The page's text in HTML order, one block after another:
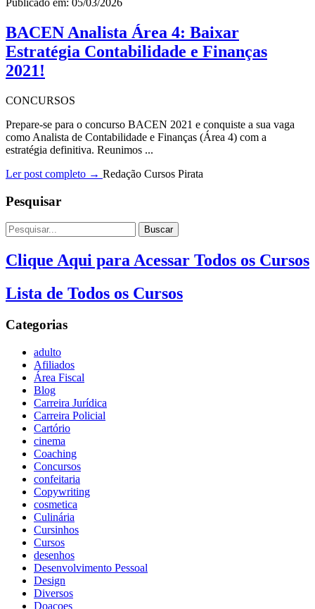
Publicado em: 05/03/2026
BACEN Analista Área 4: Baixar
Estratégia Contabilidade e Finanças
2021!
CONCURSOS
Prepare-se para o concurso BACEN 2021 e conquiste a sua vaga
como Analista de Contabilidade e Finanças (Área 4) com a
estratégia definitiva. Reunimos ...
Ler post completo → Redação Cursos Pirata
Pesquisar
Buscar
Clique Aqui para Acessar Todos os Cursos
Lista de Todos os Cursos
Categorias
adulto
Afiliados
Área Fiscal
Blog
Carreira Jurídica
Carreira Policial
Cartório
cinema
Coaching
Concursos
confeitaria
Copywriting
cosmetica
Culinária
Cursinhos
Cursos
desenhos
Desenvolvimento Pessoal
Design
Diversos
Doaçoes